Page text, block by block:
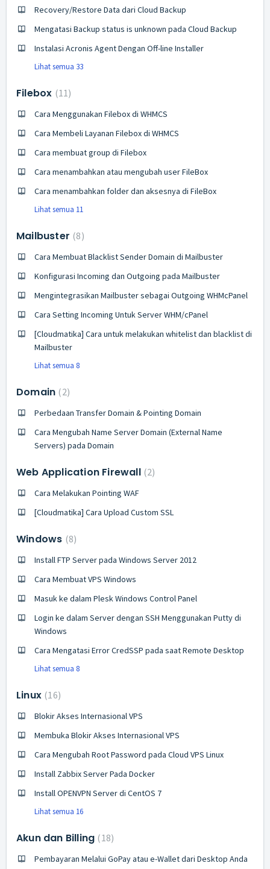
Recovery/Restore Data dari Cloud Backup
Mengatasi Backup status is unknown pada Cloud Backup
Instalasi Acronis Agent Dengan Off-line Installer
Lihat semua 33
Filebox 11
Cara Menggunakan Filebox di WHMCS
Cara Membeli Layanan Filebox di WHMCS
Cara membuat group di Filebox
Cara menambahkan atau mengubah user FileBox
Cara menambahkan folder dan aksesnya di FileBox
Lihat semua 11
Mailbuster 8
Cara Membuat Blacklist Sender Domain di Mailbuster
Konfigurasi Incoming dan Outgoing pada Mailbuster
Mengintegrasikan Mailbuster sebagai Outgoing WHMcPanel
Cara Setting Incoming Untuk Server WHM/cPanel
[Cloudmatika] Cara untuk melakukan whitelist dan blacklist di
Mailbuster
Lihat semua 8
Domain 2
Perbedaan Transfer Domain & Pointing Domain
Cara Mengubah Name Server Domain (External Name
Servers) pada Domain
Web Application Firewall 2
Cara Melakukan Pointing WAF
[Cloudmatika] Cara Upload Custom SSL
Windows 8
Install FTP Server pada Windows Server 2012
Cara Membuat VPS Windows
Masuk ke dalam Plesk Windows Control Panel
Login ke dalam Server dengan SSH Menggunakan Putty di
Windows
Cara Mengatasi Error CredSSP pada saat Remote Desktop
Lihat semua 8
Linux 16
Blokir Akses Internasional VPS
Membuka Blokir Akses Internasional VPS
Cara Mengubah Root Password pada Cloud VPS Linux
Install Zabbix Server Pada Docker
Install OPENVPN Server di CentOS 7
Lihat semua 16
Akun dan Billing 18
Pembayaran Melalui GoPay atau e-Wallet dari Desktop Anda